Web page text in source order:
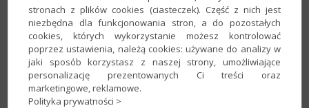
według własnych preferencji.​
stronach z plików cookies (ciasteczek). Część z nich jest
niezbędna dla funkcjonowania stron, a do pozostałych
cookies, których wykorzystanie możesz kontrolować
poprzez ustawienia, należą cookies: używane do analizy w
jaki sposób korzystasz z naszej strony, umożliwiające
personalizację prezentowanych Ci treści oraz
marketingowe, reklamowe.
Polityka prywatności >